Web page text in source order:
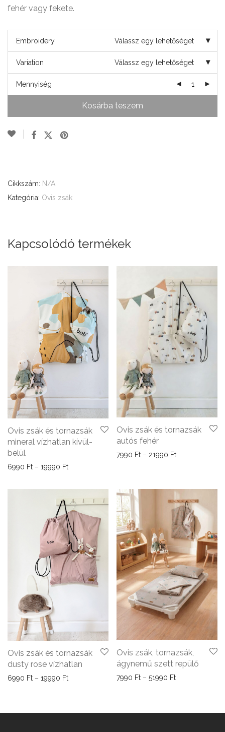
fehér vagy fekete.
Embroidery Válassz egy lehetőséget
Variation Válassz egy lehetőséget
Mennyiség
Kosárba teszem
Cikkszám: N/A
Kategória: Ovis zsák
Kapcsolódó termékek
Ovis zsák és tornazsák
mineral vízhatlan kívül-
belül
6990 Ft – 19990 FtÁrtartomány: 6990 Ft - 19990 Ft
Ovis zsák és tornazsák
autós fehér
7990 Ft – 21990 FtÁrtartomány:
Ovis zsák és tornazsák
dusty rose vízhatlan
6990 Ft – 19990 FtÁrtartomány: 6990 Ft - 19990 Ft
Ovis zsák, tornazsák,
ágynemű szett repülő
7990 Ft – 51990 FtÁrtartomány: